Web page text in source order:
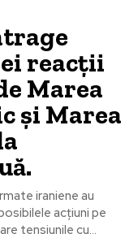
reacții
Marea
și Marea
iraniene au
acțiuni pe
tensiunile cu...